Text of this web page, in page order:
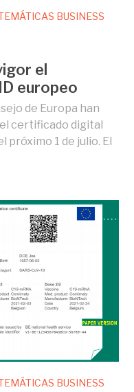
BUSINESS
el
europeo
de Europa han
certificado digital
próximo 1 de julio. El
BUSINESS